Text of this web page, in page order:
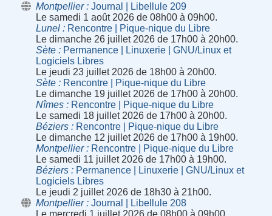
Montpellier
Journal | Libellule 209
Le samedi 1 août 2026 de 08h00 à 09h00.
Lunel
Rencontre | Pique-nique du Libre
Le dimanche 26 juillet 2026 de 17h00 à 20h00.
Sète
Permanence | Linuxerie | GNU/Linux et
Logiciels Libres
Le jeudi 23 juillet 2026 de 18h00 à 20h00.
Sète
Rencontre | Pique-nique du Libre
Le dimanche 19 juillet 2026 de 17h00 à 20h00.
Nîmes
Rencontre | Pique-nique du Libre
Le samedi 18 juillet 2026 de 17h00 à 20h00.
Béziers
Rencontre | Pique-nique du Libre
Le dimanche 12 juillet 2026 de 17h00 à 19h00.
Montpellier
Rencontre | Pique-nique du Libre
Le samedi 11 juillet 2026 de 17h00 à 19h00.
Béziers
Permanence | Linuxerie | GNU/Linux et
Logiciels Libres
Le jeudi 2 juillet 2026 de 18h30 à 21h00.
Montpellier
Journal | Libellule 208
Le mercredi 1 juillet 2026 de 08h00 à 09h00.